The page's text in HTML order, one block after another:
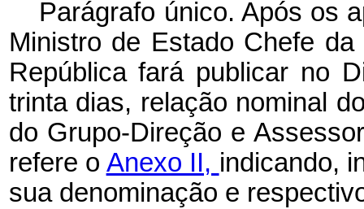
Parágrafo único. Após os
Ministro de Estado Chefe
República fará publicar no
trinta dias, relação nominal
do Grupo-Direção e
refere o Anexo II, indicando,
sua denominação e